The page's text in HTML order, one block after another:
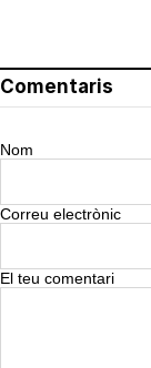
Comentaris
Nom
Correu electrònic
El teu comentari